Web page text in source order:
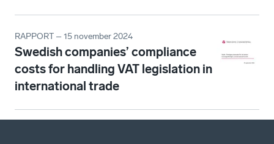
RAPPORT – 15 november 2024
Swedish companies’ compliance
costs for handling VAT legislation in
international trade